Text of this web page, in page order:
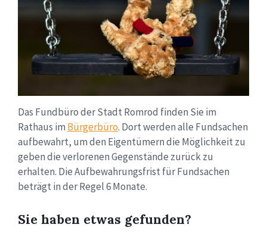
Das Fundbüro der Stadt Romrod finden Sie im
Rathaus im Bürgerbüro. Dort werden alle Fundsachen
aufbewahrt, um den Eigentümern die Möglichkeit zu
geben die verlorenen Gegenstände zurück zu
erhalten. Die Aufbewahrungsfrist für Fundsachen
beträgt in der Regel 6 Monate.
Sie haben etwas gefunden?